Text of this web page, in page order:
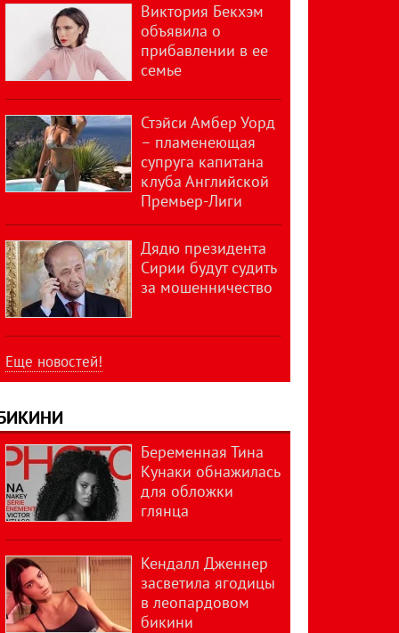
Виктория Бекхэм
объявила о
прибавлении в ее
семье
Стэйси Амбер Уорд
– пламенеющая
супруга капитана
клуба Английской
Премьер-Лиги
Дядю президента
Сирии будут судить
за мошенничество
Еще новостей!
Беременная Тина
Кунаки обнажилась
для обложки
глянца
Кендалл Дженнер
засветила ягодицы
в леопардовом
бикини